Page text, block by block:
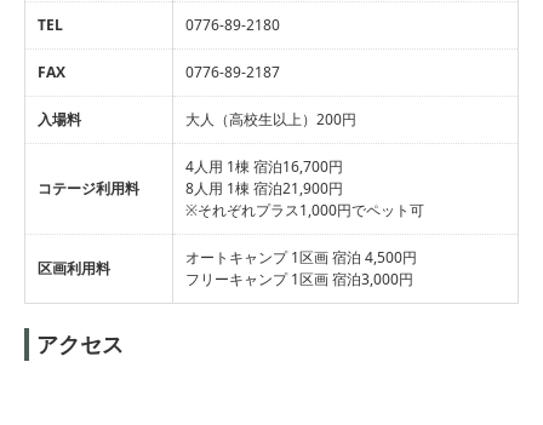
TEL 0776-89-2180
FAX 0776-89-2187
入場料 大人（高校生以上）200円
コテージ利用料
4人用 1棟 宿泊16,700円
8人用 1棟 宿泊21,900円
※それぞれプラス1,000円でペット可
区画利用料
オートキャンプ 1区画 宿泊 4,500円
フリーキャンプ 1区画 宿泊3,000円
アクセス